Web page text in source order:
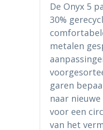
De Onyx 5
30%
metalen
garen
naar
voor een
van het